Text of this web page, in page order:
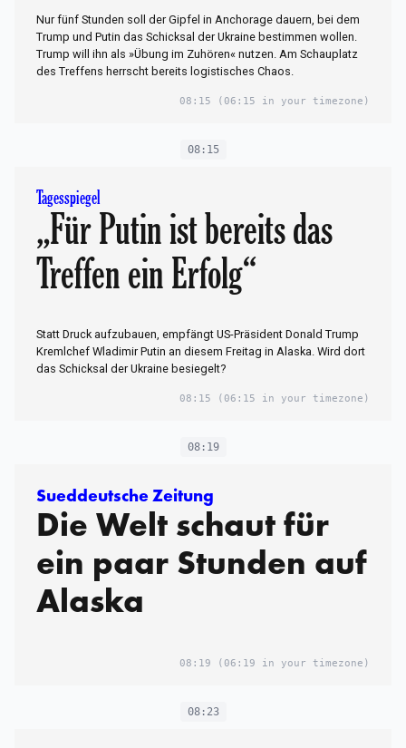
Nur fünf Stunden soll der Gipfel in Anchorage dauern, bei dem
Trump und Putin das Schicksal der Ukraine bestimmen wollen.
Trump will ihn als »Übung im Zuhören« nutzen. Am Schauplatz
des Treffens herrscht bereits logistisches Chaos.
08:15 (06:15 in your timezone)
08:15
Tagesspiegel
„Für Putin ist bereits das
Treffen ein Erfolg“
Statt Druck aufzubauen, empfängt US-Präsident Donald Trump
Kremlchef Wladimir Putin an diesem Freitag in Alaska. Wird dort
das Schicksal der Ukraine besiegelt?
08:15 (06:15 in your timezone)
08:19
Sueddeutsche Zeitung
Die Welt schaut für
ein paar Stunden auf
Alaska
08:19 (06:19 in your timezone)
08:23